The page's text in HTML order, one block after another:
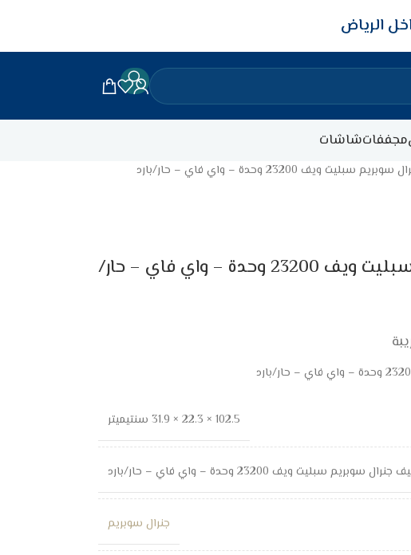
الرياض
مجففاتشاشات
سبليت ويف 23200 وحدة – واي فاي – حار/بارد
مكيف جنرال سوبريم سبليت ويف 23200 وحدة – واي فاي – حار/
102.5 × 22.3 × 31.9 سنتيميتر
سوبريم سبليت ويف 23200 وحدة – واي فاي – حار/بارد
جنرال سوبريم